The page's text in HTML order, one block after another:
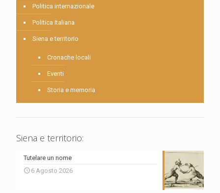
Politica internazionale
Politica Italiana
Siena e territorio
Cronache locali
Eventi
Storia e memoria
Siena e territorio:
Tutelare un nome
6 Agosto 2026